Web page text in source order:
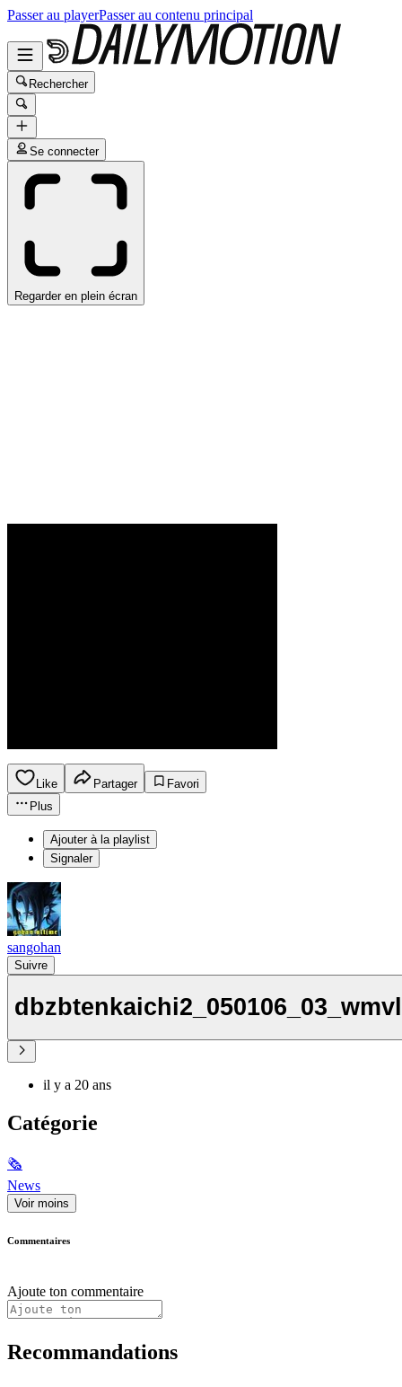
Passer au playerPasser au contenu principal
Rechercher
Se connecter
Regarder en plein écran
Like Partager
Favori
Plus
Ajouter à la playlist
Signaler
sangohan
Suivre
il y a 20 ans
Catégorie
🗞
News
Voir moins
Commentaires
Ajoute ton commentaire
Recommandations